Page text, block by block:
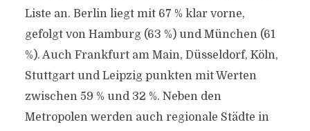
Liste an. Berlin liegt mit 67 % klar vorne,
gefolgt von Hamburg (63 %) und München (61
%). Auch Frankfurt am Main, Düsseldorf, Köln,
Stuttgart und Leipzig punkten mit Werten
zwischen 59 % und 32 %. Neben den
Metropolen werden auch regionale Städte in